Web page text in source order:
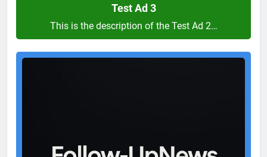
Test Ad 3
This is the description of the Test Ad 2…